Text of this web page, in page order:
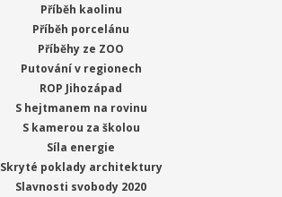
Příběh kaolinu
Příběh porcelánu
Příběhy ze ZOO
Putování v regionech
ROP Jihozápad
S hejtmanem na rovinu
S kamerou za školou
Síla energie
Skryté poklady architektury
Slavnosti svobody 2020